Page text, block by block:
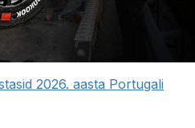
2026. aasta Portugali